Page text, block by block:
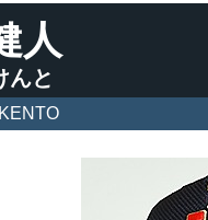
人
んと